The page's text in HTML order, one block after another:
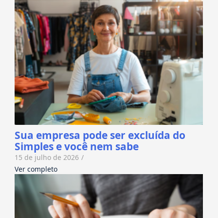
Sua empresa pode ser excluída do
Simples e você nem sabe
15 de julho de 2026 /
Ver completo